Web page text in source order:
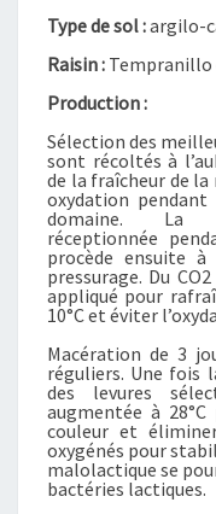
Type de sol :argilo-
Raisin : Tempranillo
Production :
Sélection des
sont récoltés à
de la fraîcheur de
oxydation pendant
domaine. La
réceptionnée
procède ensuite à
pressurage. Du
appliqué pour
10°C et éviter
Macération de 3
réguliers. Une fois
des levures
augmentée à
couleur et
oxygénés pour
malolactique se
bactéries lactiques.